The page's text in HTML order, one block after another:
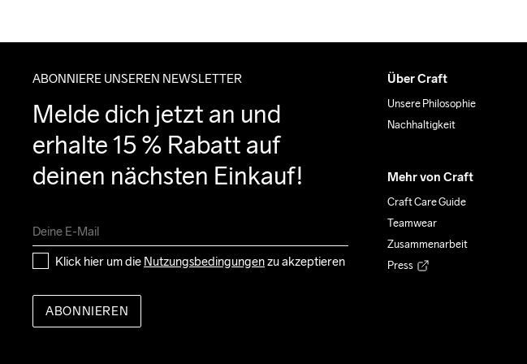
ABONNIERE UNSEREN NEWSLETTER
Melde dich jetzt an und
erhalte 15 % Rabatt auf
deinen nächsten Einkauf!
Klick hier um die Nutzungsbedingungen zu akzeptieren
ABONNIEREN
Über Craft
Unsere Philosophie
Nachhaltigkeit
Mehr von Craft
Craft Care Guide
Teamwear
Zusammenarbeit
Press